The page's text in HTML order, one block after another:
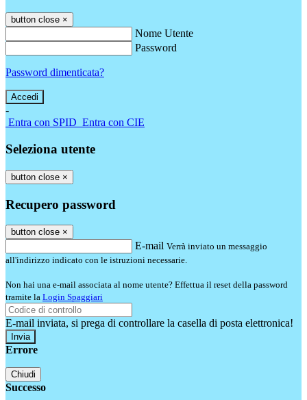
button close ×
Nome Utente
Password
Password dimenticata?
-
Entra con SPID Entra con CIE
Seleziona utente
button close ×
Recupero password
button close ×
E-mail Verrà inviato un messaggio
all'indirizzo indicato con le istruzioni necessarie.
Non hai una e-mail associata al nome utente? Effettua il reset della password
tramite la Login Spaggiari
E-mail inviata, si prega di controllare la casella di posta elettronica!
Errore
Chiudi
Successo